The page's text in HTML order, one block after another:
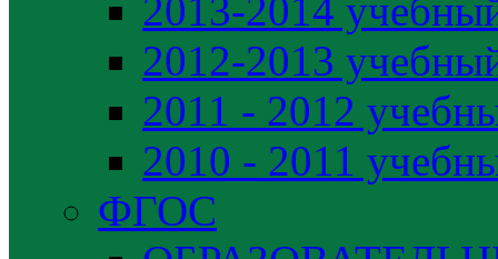
2013-2014
2012-2013
2011 - 2012
2010 - 2011
ФГОС